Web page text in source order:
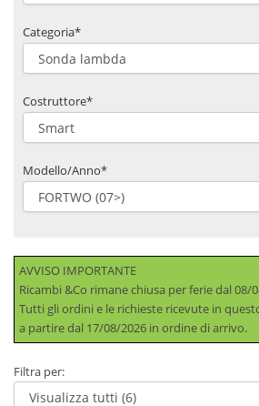
Categoria*
Costruttore*
Modello/Anno*
AVVISO IMPORTANTE
Ricambi &Co rimane chiusa per ferie dal 08/
Tutti gli ordini e le richieste ricevute in
a partire dal 17/08/2026 in ordine di arrivo.
Filtra per: